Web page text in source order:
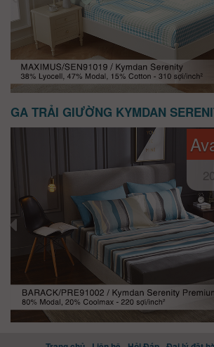
GA TRẢI GIƯỜNG KYMDAN